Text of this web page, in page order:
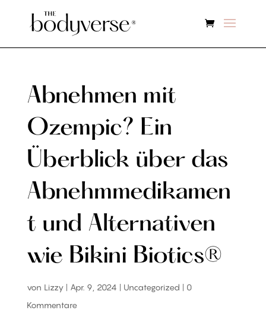
Abnehmen mit
Ozempic? Ein
Überblick über das
Abnehmmedikamen
t und Alternativen
wie Bikini Biotics®
von Lizzy| Apr. 9, 2024 | Uncategorized | 0
Kommentare